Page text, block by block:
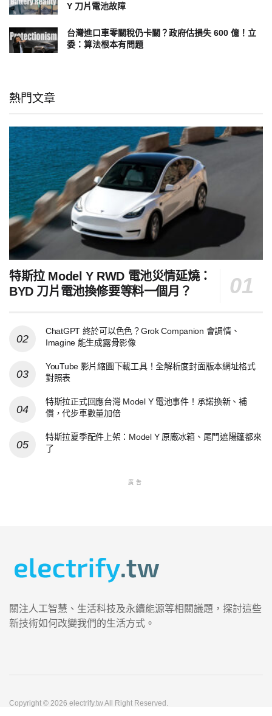
Y 刀片電池故障
台灣進口車零關稅仍卡關？政府估損失 600 億！立
委：算法根本有問題
熱門文章
特斯拉 Model Y RWD 電池災情延燒：
BYD 刀片電池換修要等料一個月？
ChatGPT 終於可以色色？Grok Companion 會調情、
Imagine 能生成露骨影像
YouTube 影片縮圖下載工具！全解析度封面版本網址格式
對照表
特斯拉正式回應台灣 Model Y 電池事件！承諾換新、補
償，代步車數量加倍
特斯拉夏季配件上架：Model Y 原廠冰箱、尾門遮陽篷都來
了
廣告
關注人工智慧、生活科技及永續能源等相關議題，探討這些
新技術如何改變我們的生活方式。
Copyright © 2026 electrify.tw All Right Reserved.